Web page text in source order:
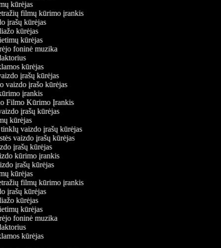
kūrėjas
filmų kūrimo įrankis
įrašų kūrėjas
kūrėjas
kūrėjas
foninė muzika
kūrėjas
įrašų kūrėjas
vaizdo įrašo kūrėjas
įrankis
Filmo Kūrimo Įrankis
įrašų kūrėjas
kūrėjas
tinklų vaizdo įrašų kūrėjas
vaizdo įrašų kūrėjas
įrašų kūrėjas
kūrimo įrankis
įrašų kūrėjas
kūrėjas
filmų kūrimo įrankis
įrašų kūrėjas
kūrėjas
kūrėjas
foninė muzika
kūrėjas